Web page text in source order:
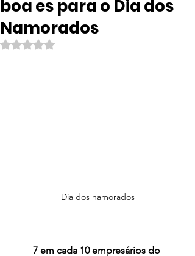
boa es para o Dia dos
Namorados
Avaliado com NaN de 5 estrelas.
Dia dos namorados
7 em cada 10 empresários do